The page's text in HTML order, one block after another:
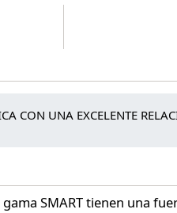
CON UNA EXCELENTE
gama SMART tienen una